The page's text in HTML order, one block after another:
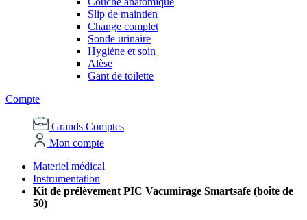
Slip de maintien
Change complet
Sonde urinaire
Hygiène et soin
Alèse
Gant de toilette
Compte
Grands Comptes
Mon compte
Materiel médical
Instrumentation
Kit de prélèvement PIC Vacumirage Smartsafe (boîte de
50)